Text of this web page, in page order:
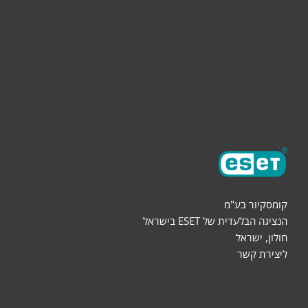
קומסקיור בע"מ
הנציגה הבלעדית של ESET בישראל
חולון, ישראל
ליצירת קשר